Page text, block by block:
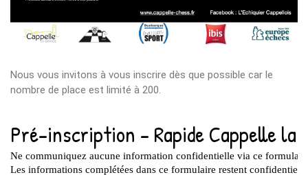
Nous vous invitons à vous inscrire dès que possible car le
nombre de place est limité à 200.